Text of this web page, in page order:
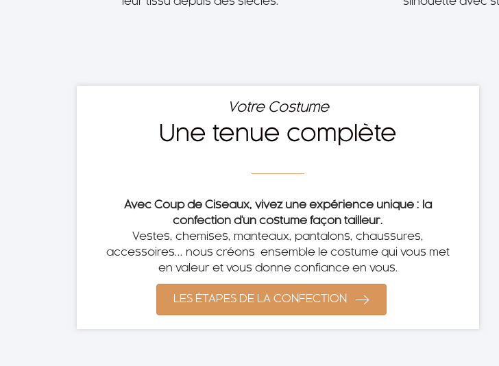
Votre Costume
Une tenue complète
Avec Coup de Ciseaux, vivez une expérience unique : la
confection d'un costume façon tailleur.
Vestes, chemises, manteaux, pantalons, chaussures,
accessoires... nous créons ensemble le costume qui vous met
en valeur et vous donne confiance en vous.
LES ÉTAPES DE LA CONFECTION